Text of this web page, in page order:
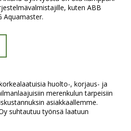
kuten ABB
Aquamaster.
huolto-, korjaus- ja
merenkulun tarpeisiin
asiakkaallemme.
suhtautuu työnsä laatuun